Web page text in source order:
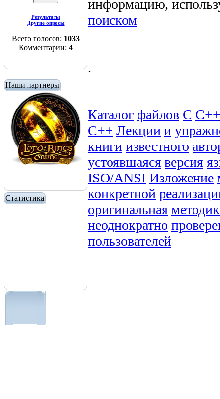
Результаты
Другие опросы
Всего голосов: 1033
Комментарии: 4
Наши партнеры
Статистика
информацию,
поиском
.
Каталог файлов C C++
C++ Лекции и
книги известного
устоявшаяся версия
ISO/ANSI Изложение
конкретной
оригинальная
неоднократно
пользователей